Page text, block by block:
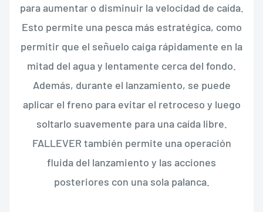
para aumentar o disminuir la velocidad de caída.
Esto permite una pesca más estratégica, como
permitir que el señuelo caiga rápidamente en la
mitad del agua y lentamente cerca del fondo.
Además, durante el lanzamiento, se puede
aplicar el freno para evitar el retroceso y luego
soltarlo suavemente para una caída libre.
FALLEVER también permite una operación
fluida del lanzamiento y las acciones
posteriores con una sola palanca.